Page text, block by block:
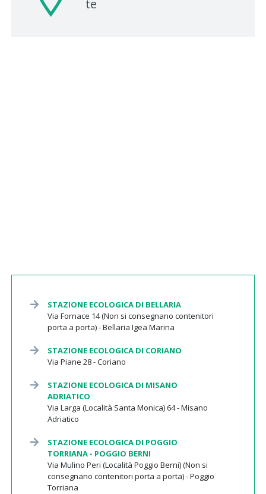
te
STAZIONE ECOLOGICA DI BELLARIA
Via Fornace 14 (Non si consegnano contenitori
porta a porta) - Bellaria Igea Marina
STAZIONE ECOLOGICA DI CORIANO
Via Piane 28 - Coriano
STAZIONE ECOLOGICA DI MISANO
ADRIATICO
Via Larga (Località Santa Monica) 64 - Misano
Adriatico
STAZIONE ECOLOGICA DI POGGIO
TORRIANA - POGGIO BERNI
Via Mulino Peri (Località Poggio Berni) (Non si
consegnano contenitori porta a porta) - Poggio
Torriana